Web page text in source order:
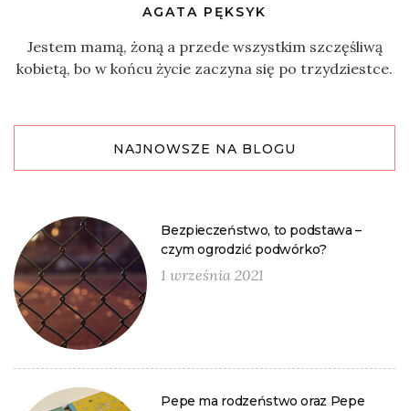
AGATA PĘKSYK
Jestem mamą, żoną a przede wszystkim szczęśliwą
kobietą, bo w końcu życie zaczyna się po trzydziestce.
NAJNOWSZE NA BLOGU
Bezpieczeństwo, to podstawa –
czym ogrodzić podwórko?
1 września 2021
Pepe ma rodzeństwo oraz Pepe